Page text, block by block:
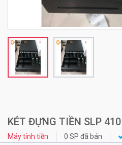
KÉT ĐỰNG TIỀN SLP 410
Máy tính tiền 0 SP đã bán